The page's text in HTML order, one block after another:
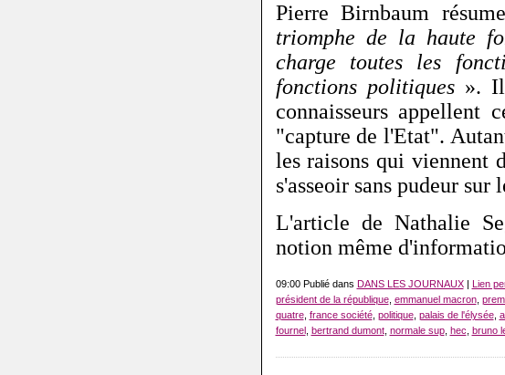
Pierre Birnbaum
triomphe de la haute
charge toutes les
fonctions politiques ».
connaisseurs appellent
"capture de l'Etat".
les raisons qui viennent
s'asseoir sans pudeur sur
L'article de Nathalie
notion même
09:00 Publié dans DANS LES JOURNAUX| Lien
président de la république, emmanuel macron,
quatre, france société, politique, palais de l'élysée,
fournel , bertrand dumont, normale sup, hec, bruno